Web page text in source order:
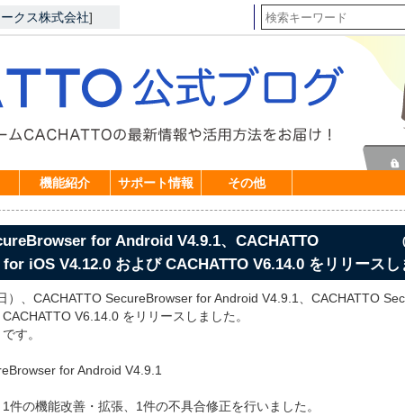
クス株式会社]
機能紹介 サポート情報 その他
for Android V4.9.1、CACHATTO
iOS V4.12.0 および CACHATTO V6.14.0 をリリースし
）、CACHATTO SecureBrowser for Android V4.9.1、CACHATTO
V6.14.0 をリリースしました。
す。
for Android V4.9.1
件の機能改善・拡張、1件の不具合修正を行いました。